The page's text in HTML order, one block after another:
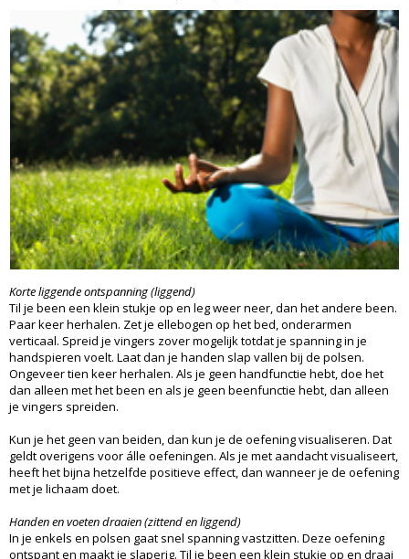
Korte liggende ontspanning (liggend)
Til je been een klein stukje op en leg weer neer, dan het andere been.
Paar keer herhalen. Zet je ellebogen op het bed, onderarmen
verticaal. Spreid je vingers zover mogelijk totdat je spanning in je
handspieren voelt. Laat dan je handen slap vallen bij de polsen.
Ongeveer tien keer herhalen. Als je geen handfunctie hebt, doe het
dan alleen met het been en als je geen beenfunctie hebt, dan alleen
je vingers spreiden.
Kun je het geen van beiden, dan kun je de oefening visualiseren. Dat
geldt overigens voor álle oefeningen. Als je met aandacht visualiseert,
heeft het bijna hetzelfde positieve effect, dan wanneer je de oefening
met je lichaam doet.
Handen en voeten draaien (zittend en liggend)
In je enkels en polsen gaat snel spanning vastzitten. Deze oefening
ontspant en maakt je slaperig. Til je been een klein stukje op en draai